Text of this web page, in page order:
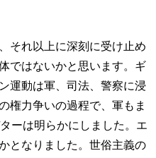
それ以上に深刻に受け止め
ではないかと思います。ギ
運動は軍、司法、警察に浸
権力争いの過程で、軍もま
ーは明らかにしました。エ
となりました。世俗主義の